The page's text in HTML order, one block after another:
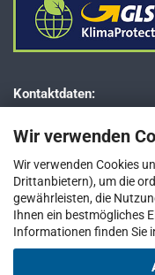
Wir verwenden
Wir verwenden Cookies
Drittanbietern), um die
gewährleisten, die
Ihnen ein bestmögliches
Informationen finden Sie
Kontaktdaten:
Jägerweg 5–7
D-85521 Ottobrunn bei
Telefon: +49 (0) 89 / 66
Telefax: +49 (0) 89 / 66
E-Mail: